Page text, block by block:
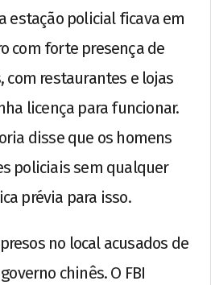
estação policial ficava em
com forte presença de
com restaurantes e lojas
licença para funcionar.
disse que os homens
policiais sem qualquer
prévia para isso.
no local acusados de
chinês. O FBI